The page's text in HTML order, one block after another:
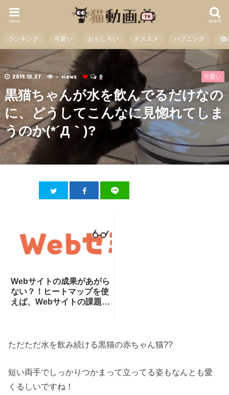
search
menu
ランキング 可愛い おもしろい オススメ ハプニング 癒
可愛い
2019.10.27 - views 0
黒猫ちゃんが水を飲んでるだけなの
に、どうしてこんなに見惚れてしま
うのか(*´Д｀)?
Webサイトの成果があがら
ない？！ヒートマップを使
えば、Webサイトの課題が
ただただ水を飲み続ける黒猫の赤ちゃん猫??
短い両手でしっかりつかまって立ってる姿もなんとも愛
くるしいですね！